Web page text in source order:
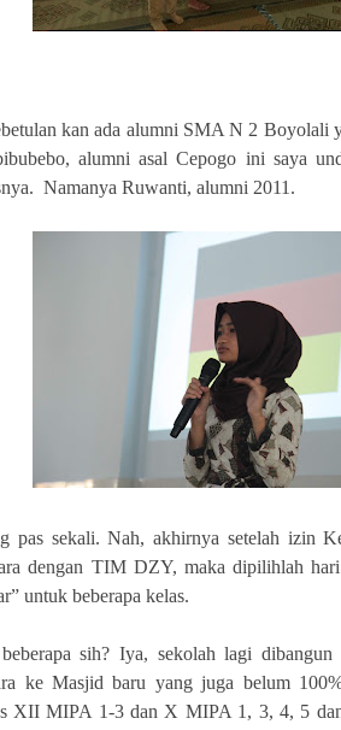
kan ada alumni SMA N 2 Boyolali
alumni asal Cepogo ini saya
Namanya Ruwanti, alumni 2011.
pas sekali. Nah, akhirnya setelah izin
dengan TIM DZY, maka dipilihlah
untuk beberapa kelas.
sih? Iya, sekolah lagi
ke Masjid baru yang juga belum
XII MIPA 1-3 dan X MIPA 1, 3, 4, 5